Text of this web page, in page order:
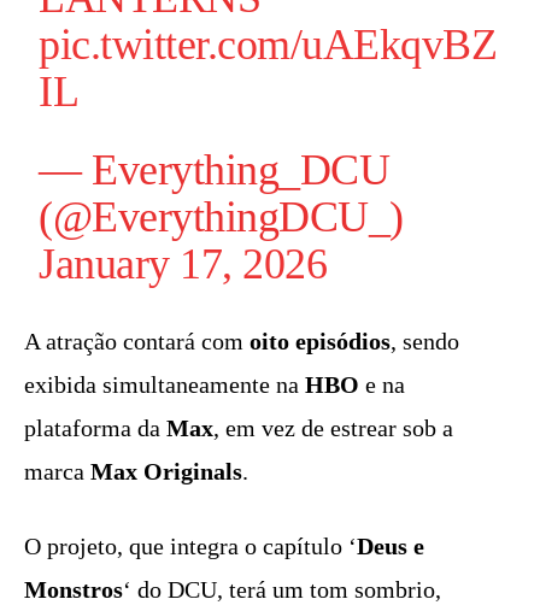
pic.twitter.com/uAEkqvBZ
IL
— Everything_DCU
(@EverythingDCU_)
January 17, 2026
A atração contará com oito episódios, sendo
exibida simultaneamente na HBO e na
plataforma da Max, em vez de estrear sob a
marca Max Originals.
O projeto, que integra o capítulo ‘Deus e
Monstros‘ do DCU, terá um tom sombrio,